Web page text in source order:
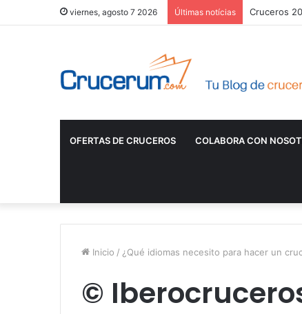
viernes, agosto 7 2026 Últimas notícias Cruceros
OFERTAS DE CRUCEROS COLABORA CON
Inicio / ¿Qué idiomas necesito para hacer un
©